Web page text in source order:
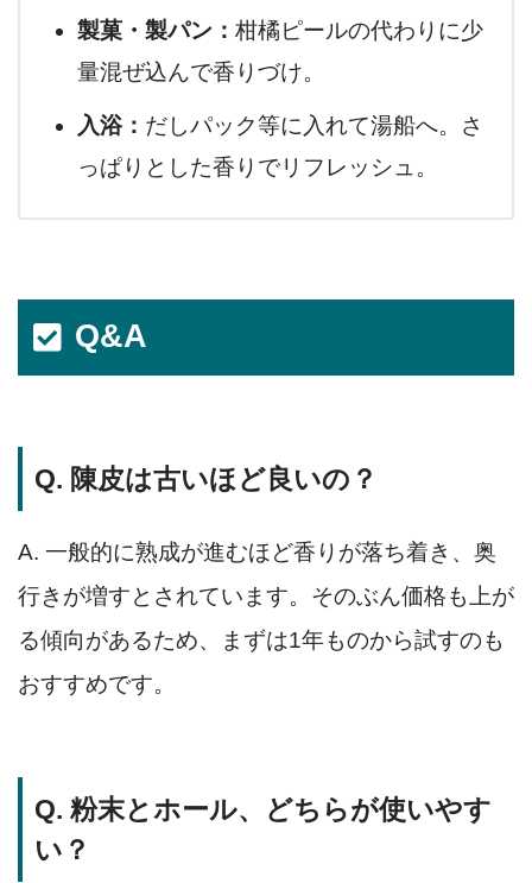
製菓・製パン： 柑橘ピールの代わりに少
量混ぜ込んで香りづけ。
入浴： だしパック等に入れて湯船へ。さ
っぱりとした香りでリフレッシュ。
Q&A
Q. 陳皮は古いほど良いの？
A. 一般的に熟成が進むほど香りが落ち着き、奥
行きが増すとされています。そのぶん価格も上が
る傾向があるため、まずは1年ものから試すのも
おすすめです。
Q. 粉末とホール、どちらが使いやす
い？